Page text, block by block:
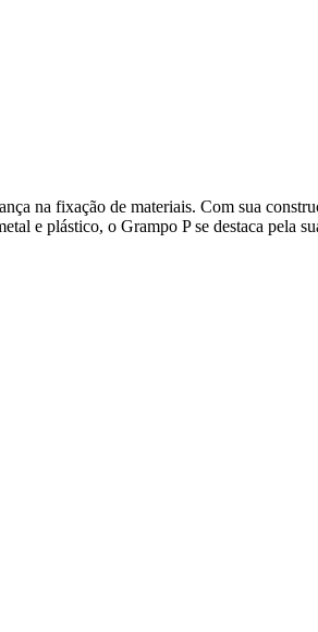
na fixação de materiais. Com sua
e plástico, o Grampo P se destaca pela